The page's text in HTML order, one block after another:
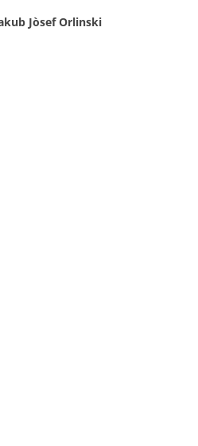
Jòsef Orlinski